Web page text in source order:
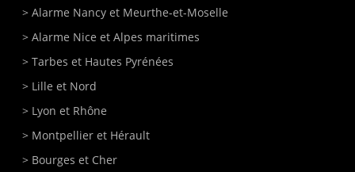
>Alarme Nancy et Meurthe-et-Moselle
>Alarme Nice et Alpes maritimes
>Tarbes et Hautes Pyrénées
> Lille et Nord
> Lyon et Rhône
> Montpellier et Hérault
> Bourges et Cher